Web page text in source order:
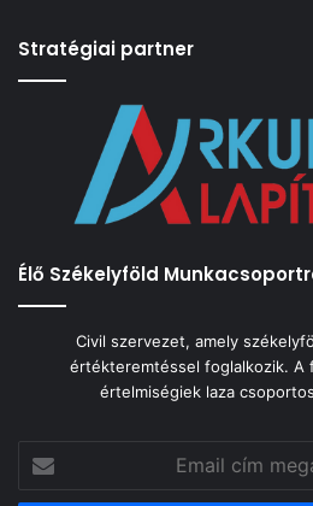
Stratégiai partner
Élő Székelyföld
Civil szervezet, amely
értékteremtéssel foglalkozik. A
értelmiségiek laza
cím